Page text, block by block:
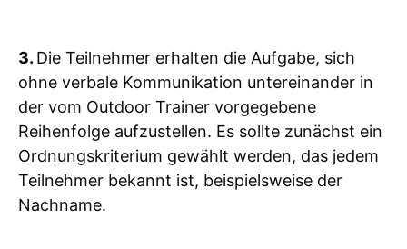
3. Die Teilnehmer erhalten die Aufgabe, sich
ohne verbale Kommunikation untereinander in
der vom Outdoor Trainer vorgegebene
Reihenfolge aufzustellen. Es sollte zunächst ein
Ordnungskriterium gewählt werden, das jedem
Teilnehmer bekannt ist, beispielsweise der
Nachname.